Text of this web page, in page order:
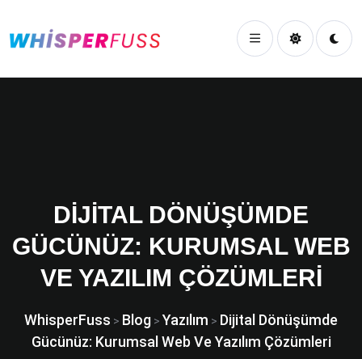
DIJITAL DÖNÜŞÜMDE
GÜCÜNÜZ: KURUMSAL WEB
VE YAZILIM ÇÖZÜMLERI
WhisperFuss > Blog > Yazılım > Dijital Dönüşümde
Gücünüz: Kurumsal Web Ve Yazılım Çözümleri